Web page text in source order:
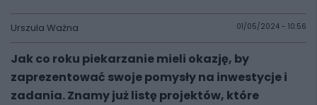
Urszula Ważna 01/05/2024 - 10:56
Jak co roku piekarzanie mieli okazję, by
zaprezentować swoje pomysły na inwestycje i
zadania. Znamy już listę projektów, które